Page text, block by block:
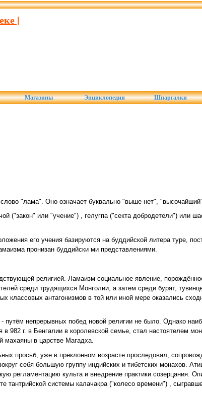
|
Магазины Энциклопедии Шпаргалки
"лама". Оно означает буквально "выше нет", "высочайший".
("закон" или "учение") , гелугпа ("секта добродетели") или
его учения базируются на буддийской литера туре,
пронизан буддийски ми представлениями.
религией. Ламаизм социальное явление,
среди трудящихся Монголии, а затем среди бурят,
классовых антагонизмов в той или иной мере оказались
непрерывных побед новой религии не было. Однако
г. в Бенгалии в королевской семье, стал настоятелем
махаяны в царстве Магадха.
просьб, уже в преклонном возрасте проследовал,
себя большую группу индийских и тибетских монахов.
регламентацию культа и внедрение практики созерцания.
системы калачакра ("колесо времени") ,